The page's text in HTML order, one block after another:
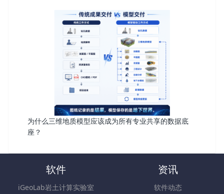
为什么三维地质模型应该成为所有专业共享的数据底
座？
软件
iGeoLab岩土计算实验室
资讯
软件动态